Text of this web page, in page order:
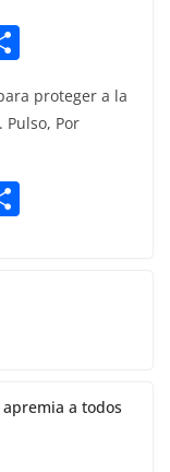
m
proteger a la
Pulso, Por
a todos